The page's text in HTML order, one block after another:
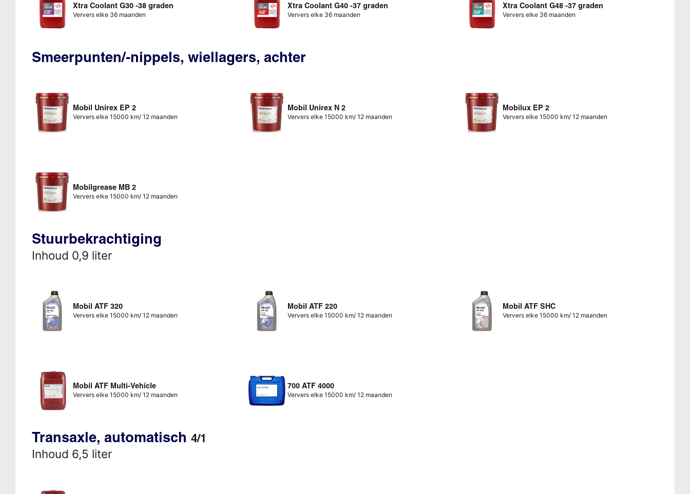
Xtra Coolant G30 -38 graden
Ververs elke 36 maanden
Xtra Coolant G40 -37 graden
Ververs elke 36 maanden
Xtra Coolant G48 -37 graden
Ververs elke 36 maanden
Smeerpunten/-nippels, wiellagers, achter
Mobil Unirex EP 2
Ververs elke 15000 km/ 12 maanden
Mobil Unirex N 2
Ververs elke 15000 km/ 12 maanden
Mobilux EP 2
Ververs elke 15000 km/ 12 maanden
Mobilgrease MB 2
Ververs elke 15000 km/ 12 maanden
Stuurbekrachtiging
Inhoud 0,9 liter
Mobil ATF 320
Ververs elke 15000 km/ 12 maanden
Mobil ATF 220
Ververs elke 15000 km/ 12 maanden
Mobil ATF SHC
Ververs elke 15000 km/ 12 maanden
Mobil ATF Multi-Vehicle
Ververs elke 15000 km/ 12 maanden
700 ATF 4000
Ververs elke 15000 km/ 12 maanden
Transaxle, automatisch 4/1
Inhoud 6,5 liter